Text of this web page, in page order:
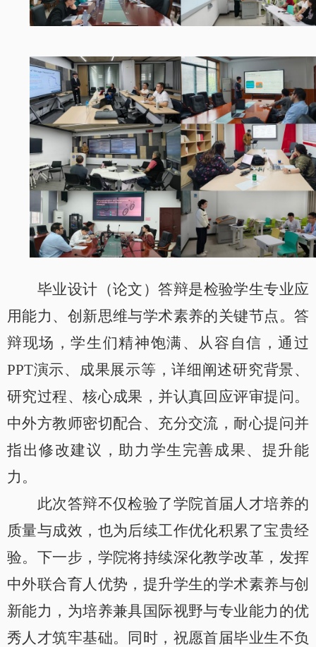
毕业设计（论文）答辩是检验学生专业应
用能力、创新思维与学术素养的关键节点。答
辩现场，学生们精神饱满、从容自信，通过
PPT演示、成果展示等，详细阐述研究背景、
研究过程、核心成果，并认真回应评审提问。
中外方教师密切配合、充分交流，耐心提问并
指出修改建议，助力学生完善成果、提升能
力。
此次答辩不仅检验了学院首届人才培养的
质量与成效，也为后续工作优化积累了宝贵经
验。下一步，学院将持续深化教学改革，发挥
中外联合育人优势，提升学生的学术素养与创
新能力，为培养兼具国际视野与专业能力的优
秀人才筑牢基础。同时，祝愿首届毕业生不负